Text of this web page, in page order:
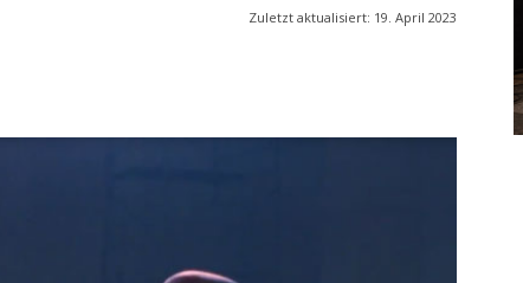
Zuletzt aktualisiert: 19. April 2023